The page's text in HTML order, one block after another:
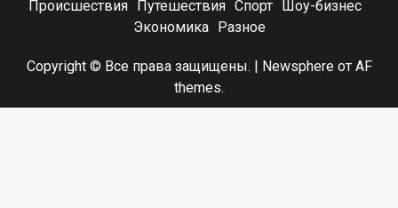
Происшествия
Путешествия Спорт
Шоу-бизнес
Экономика
Разное
Copyright © Все права защищены. | Newsphereот AF
themes.